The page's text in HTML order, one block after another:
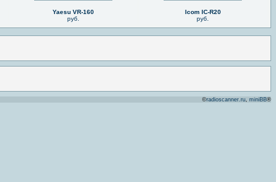
Yaesu VR-160
руб.
Icom IC-R20
руб.
©radioscanner.ru, miniBB®